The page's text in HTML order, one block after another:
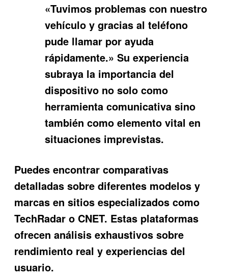
«Tuvimos problemas con nuestro
vehículo y gracias al teléfono
pude llamar por ayuda
rápidamente.» Su experiencia
subraya la importancia del
dispositivo no solo como
herramienta comunicativa sino
también como elemento vital en
situaciones imprevistas.
Puedes encontrar comparativas
detalladas sobre diferentes modelos y
marcas en sitios especializados como
TechRadar o CNET. Estas plataformas
ofrecen análisis exhaustivos sobre
rendimiento real y experiencias del
usuario.